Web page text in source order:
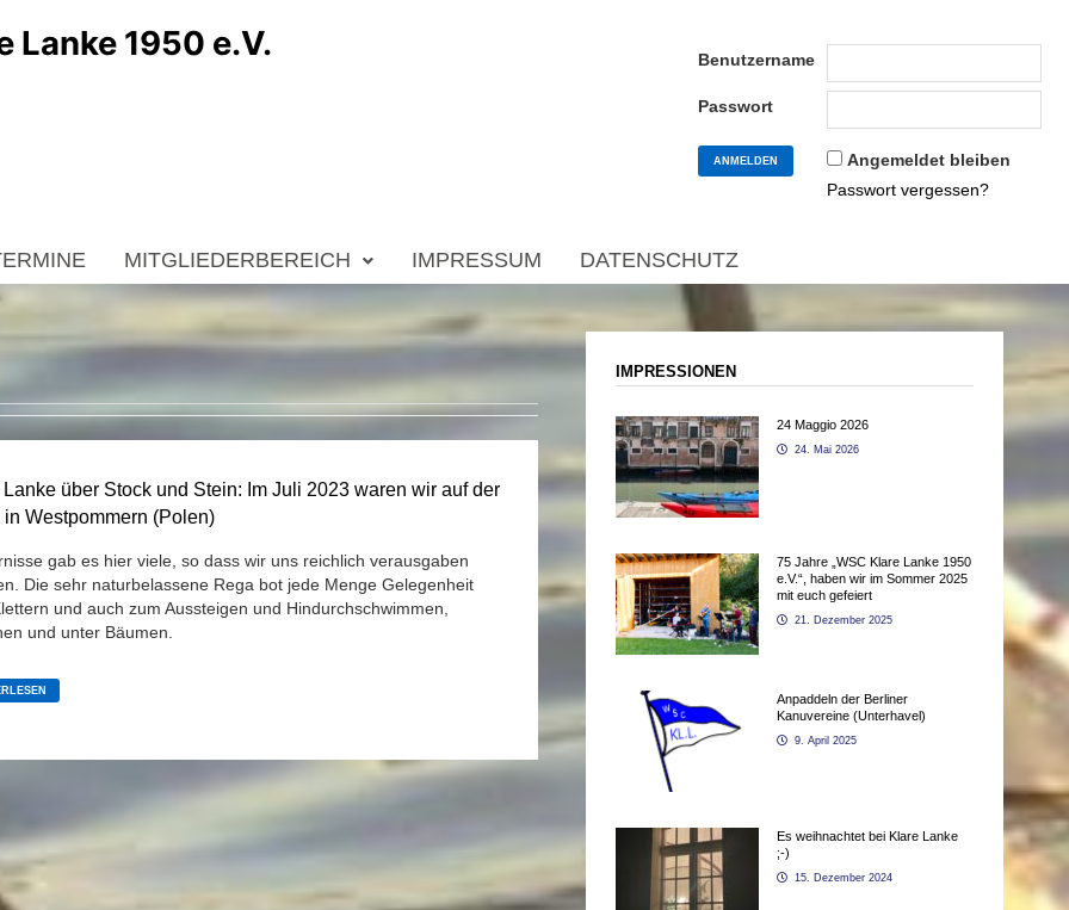
Lanke 1950 e.V. Benutzername
Passwort
Angemeldet bleiben
Passwort vergessen?
MITGLIEDERBEREICH IMPRESSUM DATENSCHUTZ
Lanke über Stock und Stein: Im Juli 2023 waren wir auf der
in Westpommern (Polen)
gab es hier viele, so dass wir uns reichlich verausgaben
Die sehr naturbelassene Rega bot jede Menge Gelegenheit
und auch zum Aussteigen und Hindurchschwimmen,
und unter Bäumen.
IMPRESSIONEN
24 Maggio 2026
24. Mai 2026
75 Jahre „WSC Klare Lanke 1950
e.V.“, haben wir im Sommer 2025
mit euch gefeiert
21. Dezember 2025
Anpaddeln der Berliner
Kanuvereine (Unterhavel)
9. April 2025
Es weihnachtet bei Klare Lanke
;-)
15. Dezember 2024